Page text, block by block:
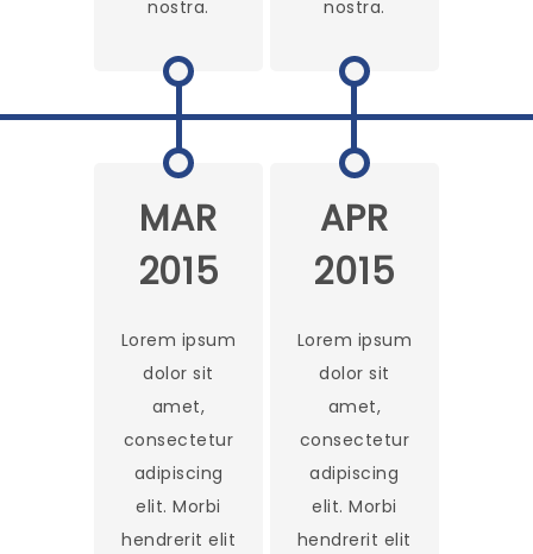
nostra.
nostra.
MAR
2015
Lorem ipsum
dolor sit
amet,
consectetur
adipiscing
elit. Morbi
hendrerit elit
APR
2015
Lorem ipsum
dolor sit
amet,
consectetur
adipiscing
elit. Morbi
hendrerit elit